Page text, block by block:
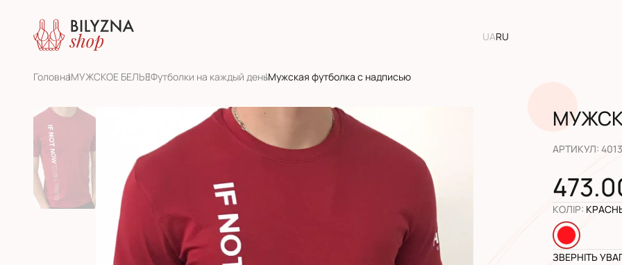
UARU
ГоловнаМУЖСКОЕ БЕЛЬЕФутболки на каждый деньМужская футболка с надписью
АРТИКУЛ:
КОЛІР:
ЗВЕРНІТЬ